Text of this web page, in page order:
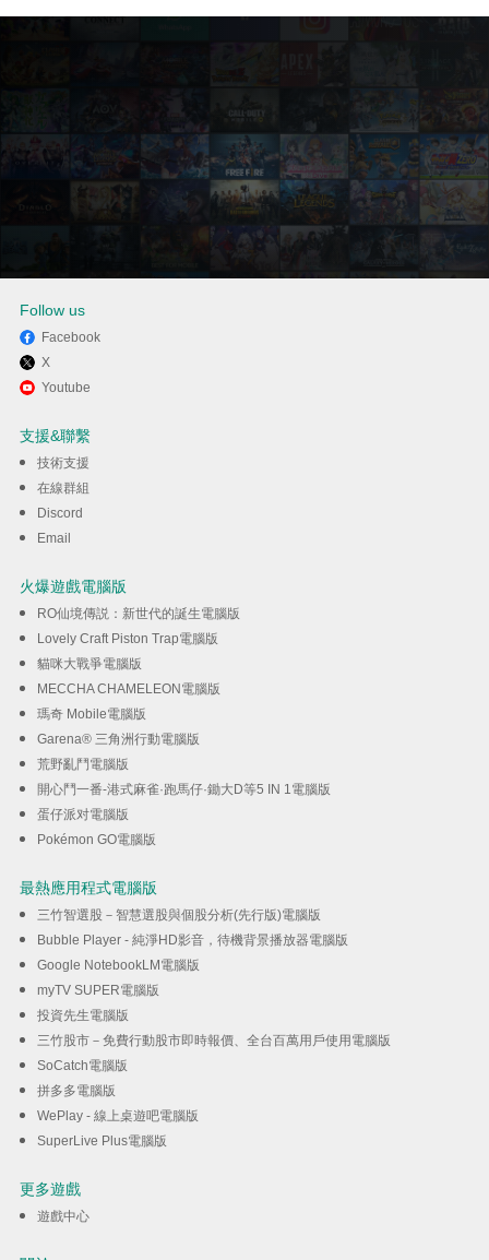
透過逍遙享受在電腦上玩王國之
Follow us
Facebook
X
Youtube
支援&聯繫
技術支援
在線群組
Discord
Email
火爆遊戲電腦版
RO仙境傳説：新世代的誕生電腦版
Lovely Craft Piston Trap電腦版
貓咪大戰爭電腦版
MECCHA CHAMELEON電腦版
瑪奇 Mobile電腦版
Garena® 三角洲行動電腦版
荒野亂鬥電腦版
開心鬥一番-港式麻雀·跑馬仔·鋤大D等5 IN 1電腦版
蛋仔派对電腦版
Pokémon GO電腦版
最熱應用程式電腦版
三竹智選股－智慧選股與個股分析(先行版)電腦版
Bubble Player - 純淨HD影音，待機背景播放器電腦版
Google NotebookLM電腦版
myTV SUPER電腦版
投資先生電腦版
三竹股市－免費行動股市即時報價、全台百萬用戶使用電腦版
SoCatch電腦版
拼多多電腦版
WePlay - 線上桌遊吧電腦版
SuperLive Plus電腦版
更多遊戲
遊戲中心